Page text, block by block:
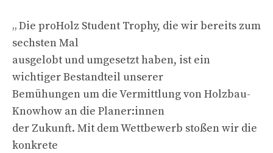
„ Die proHolz Student Trophy, die wir bereits zum
sechsten Mal
ausgelobt und umgesetzt haben, ist ein
wichtiger Bestandteil unserer
Bemühungen um die Vermittlung von Holzbau-
Knowhow an die Planer:innen
der Zukunft. Mit dem Wettbewerb stoßen wir die
konkrete